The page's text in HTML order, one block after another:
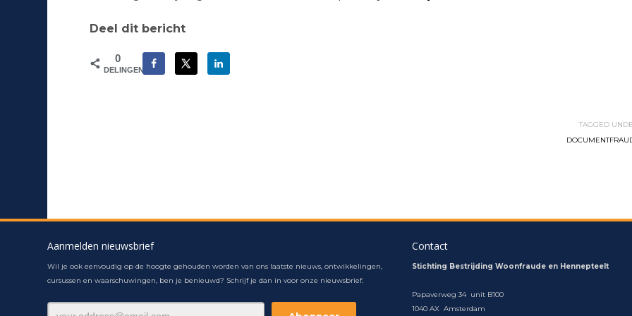
Deel dit bericht
0
DELINGEN
TAGGED
Aanmelden nieuwsbrief
Wil je ook eenvoudig op de hoogte gehouden worden van ons laatste nieuws, ontwikkelingen,
cursussen en waarschuwingen, ben je benieuwd? Schrijf je dan in voor onze nieuwsbrief.
Contact
Stichting Bestrijding Woonfraude en Hennepteelt
Papaverweg 34 unit B100
1040 AX Amsterdam